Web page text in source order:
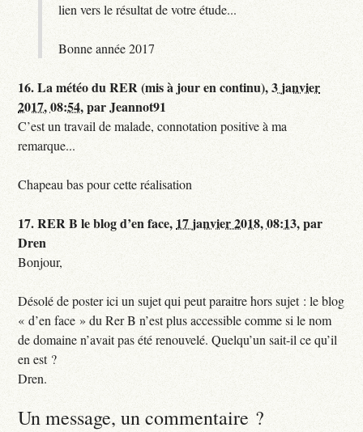
lien vers le résultat de votre étude...
Bonne année 2017
16.La météo du RER (mis à jour en continu),3 janvier
2017, 08:54,parJeannot91
C’est un travail de malade, connotation positive à ma
remarque...
Chapeau bas pour cette réalisation
17.RER B le blog d’en face, 17 janvier 2018, 08:13,par
Dren
Bonjour,
Désolé de poster ici un sujet qui peut paraitre hors sujet : le blog
« d’en face » du Rer B n’est plus accessible comme si le nom
de domaine n’avait pas été renouvelé. Quelqu’un sait-il ce qu’il
en est ?
Dren.
Un message, un commentaire ?